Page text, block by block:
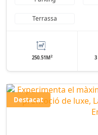
Terrassa
250.51M2
Destacat